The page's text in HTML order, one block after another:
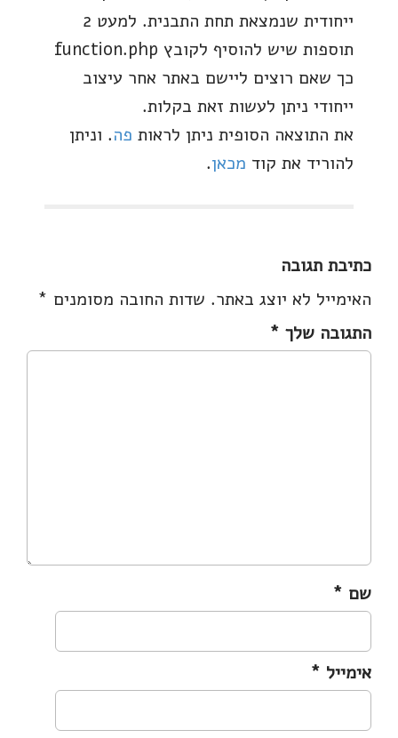
ייחודית שנמצאת תחת התבנית. למעט 2
תוספות שיש להוסיף לקובץ function.php
כך שאם רוצים ליישם באתר אחר עיצוב
ייחודי ניתן לעשות זאת בקלות.
את התוצאה הסופית ניתן לראות פה. וניתן
להוריד את קוד מכאן.
כתיבת תגובה
האימייל לא יוצג באתר. שדות החובה מסומנים *
התגובה שלך *
שם *
אימייל *